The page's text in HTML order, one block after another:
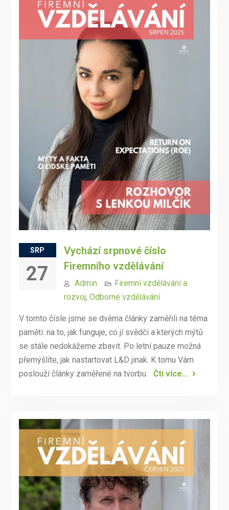
SRP
27
Vychází srpnové číslo
Firemního vzdělávání
Admin
Firemní vzdělávání a
rozvoj, Odborné vzdělávání
V tomto čísle jsme se dvěma články zaměřili na téma
paměti: na to, jak funguje, co jí svědčí a kterých mýtů
se stále nedokážeme zbavit. Po letní pauze možná
přemýšlíte, jak nastartovat L&D jinak. K tomu Vám
poslouží články zaměřené na tvorbu
Čti více…